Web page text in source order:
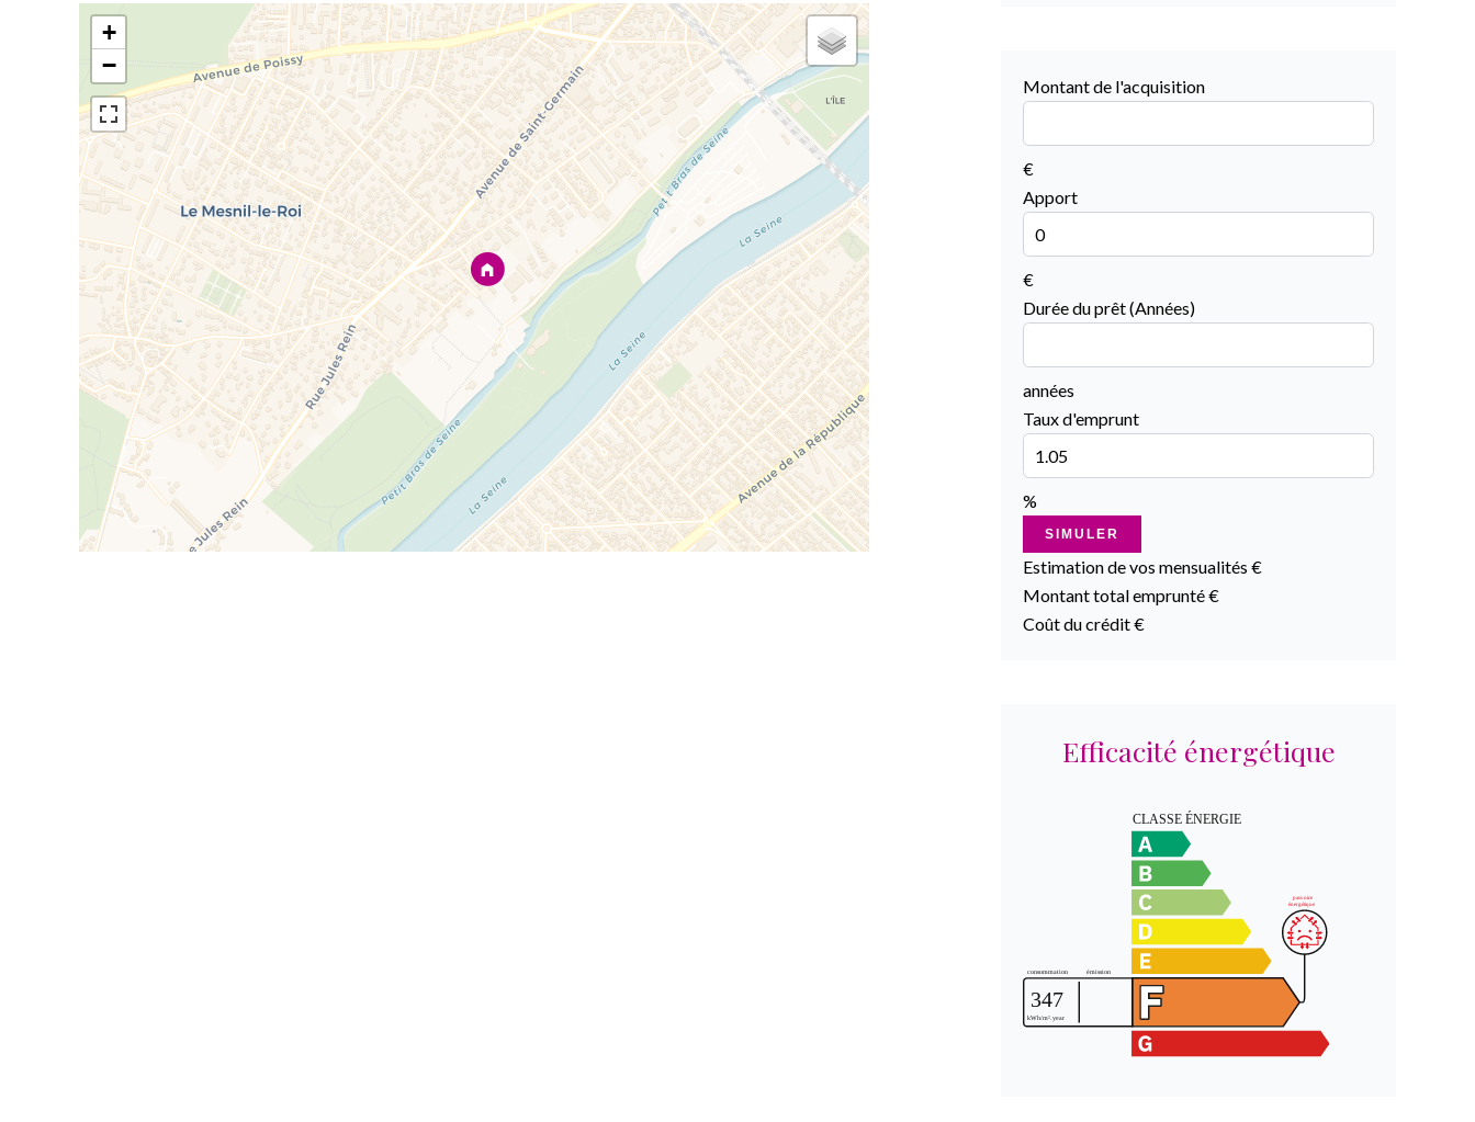
+
−
Montant de l'acquisition
€
Apport
€
Durée du prêt (Années)
années
Taux d'emprunt
%
SIMULER
Estimation de vos mensualités €
Montant total emprunté€
Coût du crédit€
Efficacité énergétique